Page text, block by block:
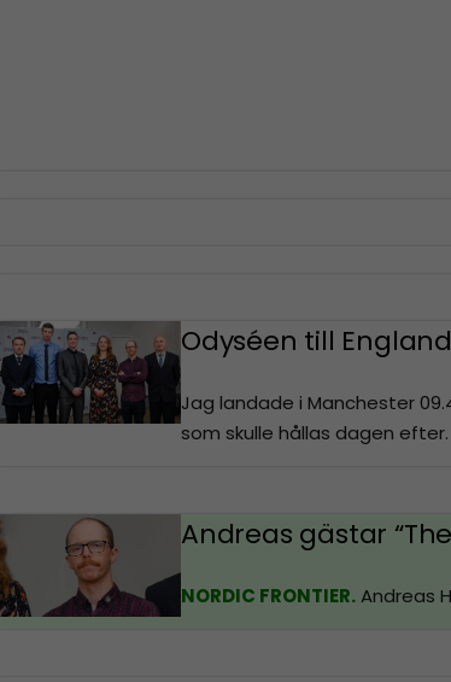
Odyséen till England
Jag landade i Manchester
som skulle hållas dagen
Andreas gästar
NORDIC FRONTIER.Andreas